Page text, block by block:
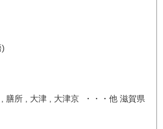
膳所 , 大津 , 大津京 ・・・他 滋賀県